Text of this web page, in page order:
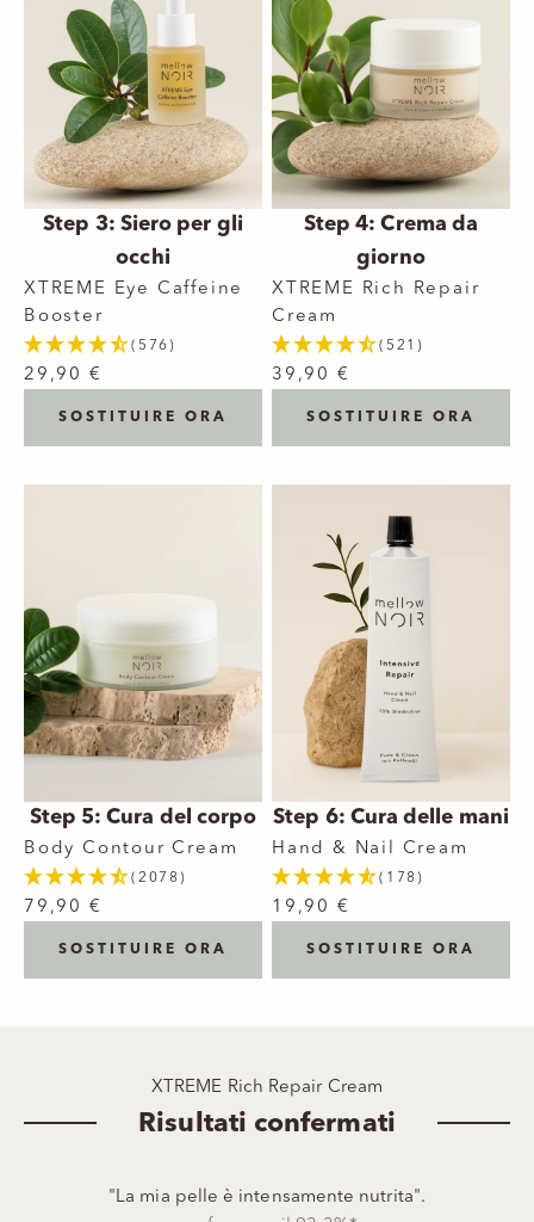
Step 3: Siero per gli
occhi
XTREME Eye Caffeine
Booster
(576)
29,90 €
SOSTITUIRE ORA
Step 4: Crema da
giorno
XTREME Rich Repair
Cream
(521)
39,90 €
SOSTITUIRE ORA
Step 5: Cura del corpo
Body Contour Cream
(2078)
79,90 €
SOSTITUIRE ORA
Step 6: Cura delle mani
Hand & Nail Cream
(178)
19,90 €
SOSTITUIRE ORA
XTREME Rich Repair Cream
Risultati confermati
"La mia pelle è intensamente nutrita".